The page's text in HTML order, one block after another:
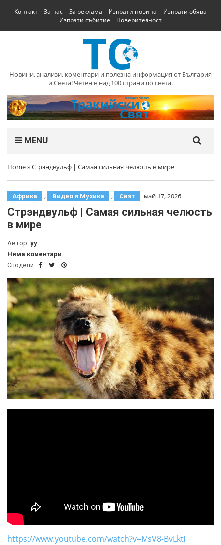
Контакт За нас За реклама Изпрати новина
Изпрати обява
Изпрати събитие
Поверителност
Новини, анализи, коментари и полезна информация от България
и Света! Четен в над 100 страни по света.
MENU
Home»Стрэндвульф | Самая сильная челюсть в мире
Африка , Видео и Музика , Свят май 17, 2026
Стрэндвульф | Самая сильная челюсть
в мире
Автор: yy
Няма коментари
Сподели:
https://www.youtube.com/watch?v=MsV8-BvLktI